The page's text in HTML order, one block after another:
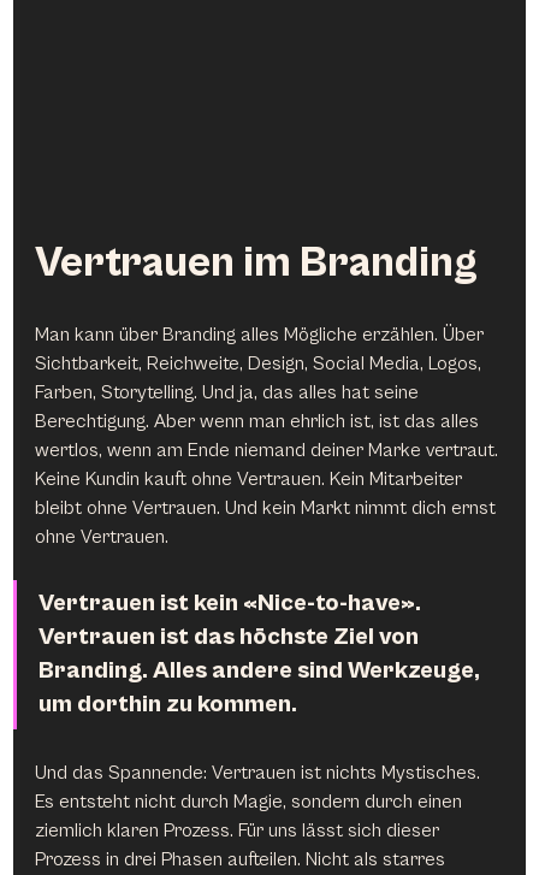
Vertrauen im Branding
Man kann über Branding alles Mögliche erzählen. Über
Sichtbarkeit, Reichweite, Design, Social Media, Logos,
Farben, Storytelling. Und ja, das alles hat seine
Berechtigung. Aber wenn man ehrlich ist, ist das alles
wertlos, wenn am Ende niemand deiner Marke vertraut.
Keine Kundin kauft ohne Vertrauen. Kein Mitarbeiter
bleibt ohne Vertrauen. Und kein Markt nimmt dich ernst
ohne Vertrauen.
Vertrauen ist kein «Nice-to-have».
Vertrauen ist das höchste Ziel von
Branding. Alles andere sind Werkzeuge,
um dorthin zu kommen.
Und das Spannende: Vertrauen ist nichts Mystisches.
Es entsteht nicht durch Magie, sondern durch einen
ziemlich klaren Prozess. Für uns lässt sich dieser
Prozess in drei Phasen aufteilen. Nicht als starres